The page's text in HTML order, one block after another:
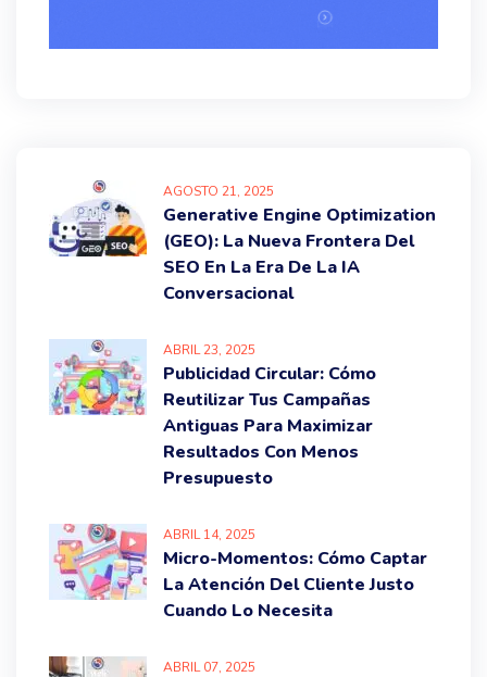
AGOSTO 21, 2025
Generative Engine Optimization
(GEO): La Nueva Frontera Del
SEO En La Era De La IA
Conversacional
ABRIL23, 2025
Publicidad Circular: Cómo
Reutilizar Tus Campañas
Antiguas Para Maximizar
Resultados Con Menos
Presupuesto
ABRIL14, 2025
Micro-Momentos: Cómo Captar
La Atención Del Cliente Justo
Cuando Lo Necesita
ABRIL07, 2025